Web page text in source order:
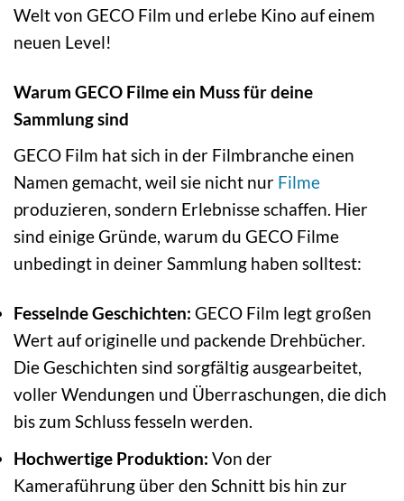
Welt von GECO Film und erlebe Kino auf einem
neuen Level!
Warum GECO Filme ein Muss für deine
Sammlung sind
GECO Film hat sich in der Filmbranche einen
Namen gemacht, weil sie nicht nur Filme
produzieren, sondern Erlebnisse schaffen. Hier
sind einige Gründe, warum du GECO Filme
unbedingt in deiner Sammlung haben solltest:
Fesselnde Geschichten: GECO Film legt großen
Wert auf originelle und packende Drehbücher.
Die Geschichten sind sorgfältig ausgearbeitet,
voller Wendungen und Überraschungen, die dich
bis zum Schluss fesseln werden.
Hochwertige Produktion: Von der
Kameraführung über den Schnitt bis hin zur